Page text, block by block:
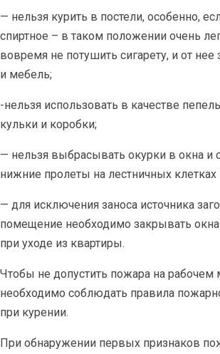
— нельзя курить в постели, особенно,
спиртное – в таком положении очень
вовремя не потушить сигарету, и от нее
и мебель;
-нельзя использовать в качестве
кульки и коробки;
— нельзя выбрасывать окурки в окна и
нижние пролеты на лестничных клетках
— для исключения заноса источника
помещение необходимо закрывать
при уходе из квартиры.
Чтобы не допустить пожара на рабочем
необходимо соблюдать правила
при курении.
При обнаружении первых признаков